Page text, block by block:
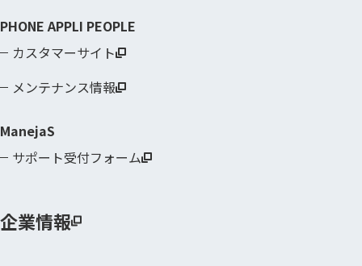
PHONE APPLI PEOPLE
カスタマーサイト
メンテナンス情報
ManejaS
サポート受付フォーム
企業情報